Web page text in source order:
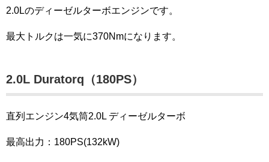
2.0Lのディーゼルターボエンジンです。
最大トルクは一気に370Nmになります。
2.0L Duratorq（180PS）
直列エンジン4気筒2.0L ディーゼルターボ
最高出力：180PS(132kW)